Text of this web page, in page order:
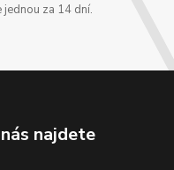
za 14 dní.
najdete